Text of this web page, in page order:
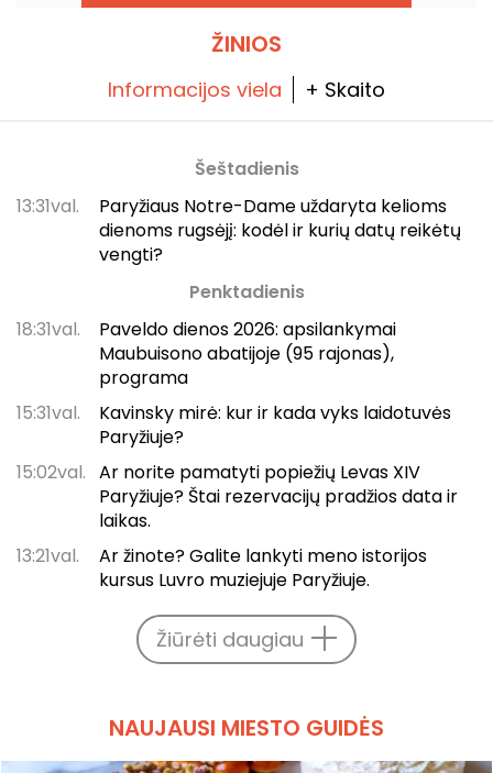
ŽINIOS
Informacijos viela + Skaito
Šeštadienis
13:31val.
Paryžiaus Notre-Dame uždaryta kelioms
dienoms rugsėjį: kodėl ir kurių datų reikėtų
vengti?
Penktadienis
18:31val.
Paveldo dienos 2026: apsilankymai
Maubuisono abatijoje (95 rajonas),
programa
15:31val.
Kavinsky mirė: kur ir kada vyks laidotuvės
Paryžiuje?
15:02val. Ar norite pamatyti popiežių Levas XIV
Paryžiuje? Štai rezervacijų pradžios data ir
laikas.
13:21val.
Ar žinote? Galite lankyti meno istorijos
kursus Luvro muziejuje Paryžiuje.
Žiūrėti daugiau
NAUJAUSI MIESTO GUIDĖS